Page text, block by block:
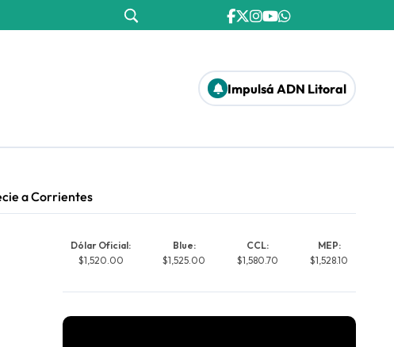
Impulsá ADN Litoral
a Corrientes
Dólar Oficial:
$1,520.00
Blue:
$1,525.00
CCL:
$1,580.70
MEP:
$1,528.10